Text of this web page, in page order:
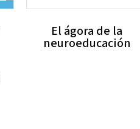
El ágora de la
neuroeducación